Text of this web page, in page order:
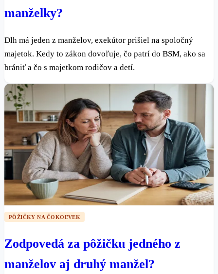
manželky?
Dlh má jeden z manželov, exekútor prišiel na spoločný
majetok. Kedy to zákon dovoľuje, čo patrí do BSM, ako sa
brániť a čo s majetkom rodičov a detí.
PÔŽIČKY NA ČOKOĽVEK
Zodpovedá za pôžičku jedného z
manželov aj druhý manžel?